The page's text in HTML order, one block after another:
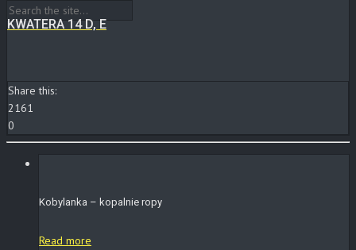
KWATERA 14 D, E
Share this:
2161
0
Kobylanka – kopalnie ropy
Read more